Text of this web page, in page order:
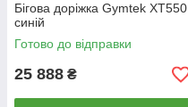
Бігова доріжка Gymtek XT550
синій
Готово до відправки
25 888 ₴